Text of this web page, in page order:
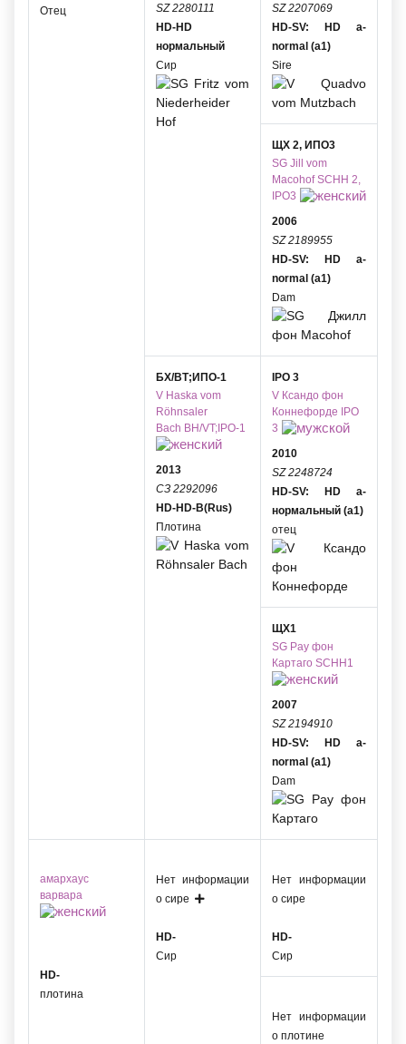
Отец
SZ 2280111
HD-HD
нормальный
Сир
SZ 2207069
HD-SV: HD a-
normal (a1)
Sire
ЩХ 2, ИПО3
SG Jill vom
MacohofSCHH 2,
IPO3
2006
SZ 2189955
HD-SV: HD a-
normal (a1)
Dam
БХ/ВТ;ИПО-1
V Haska vom
Röhnsaler
Bach BH/VT;IPO-1
2013
СЗ 2292096
HD-HD-B(Rus)
Плотина
IPO 3
V Ксандо фон
Коннефорде
IPO
3
2010
SZ 2248724
HD-SV: HD a-
нормальный (a1)
отец
ЩХ1
SG Pay фон
Картаго SCHH1
2007
SZ 2194910
HD-SV: HD a-
normal (a1)
Dam
амархаус
варвара
HD-
плотина
Нет информации
о сире
HD-
Сир
Нет информации
о сире
HD-
Сир
Нет информации
о плотине